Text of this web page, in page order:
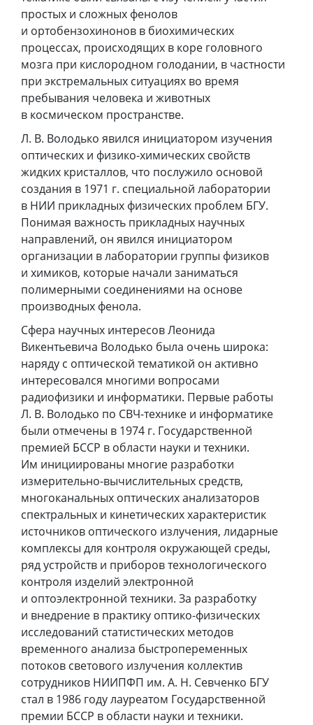
простых и сложных фенолов
и ортобензохинонов в биохимических
процессах, происходящих в коре головного
мозга при кислородном голодании, в частности
при экстремальных ситуациях во время
пребывания человека и животных
в космическом пространстве.
Л. В. Володько явился инициатором изучения
оптических и физико-химических свойств
жидких кристаллов, что послужило основой
создания в 1971 г. специальной лаборатории
в НИИ прикладных физических проблем БГУ.
Понимая важность прикладных научных
направлений, он явился инициатором
организации в лаборатории группы физиков
и химиков, которые начали заниматься
полимерными соединениями на основе
производных фенола.
Сфера научных интересов Леонида
Викентьевича Володько была очень широка:
наряду с оптической тематикой он активно
интересовался многими вопросами
радиофизики и информатики. Первые работы
Л. В. Володько по СВЧ-технике и информатике
были отмечены в 1974 г. Государственной
премией БССР в области науки и техники.
Им инициированы многие разработки
измерительно-вычислительных средств,
многоканальных оптических анализаторов
спектральных и кинетических характеристик
источников оптического излучения, лидарные
комплексы для контроля окружающей среды,
ряд устройств и приборов технологического
контроля изделий электронной
и оптоэлектронной техники. За разработку
и внедрение в практику оптико-физических
исследований статистических методов
временного анализа быстропеременных
потоков светового излучения коллектив
сотрудников НИИПФП им. А. Н. Севченко БГУ
стал в 1986 году лауреатом Государственной
премии БССР в области науки и техники.